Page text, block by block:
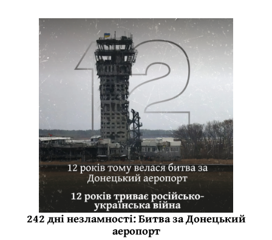
242 дні незламності: Битва за Донецький
аеропорт